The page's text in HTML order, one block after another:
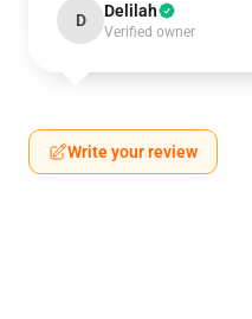
D Delilah
Verified owner
Write your review